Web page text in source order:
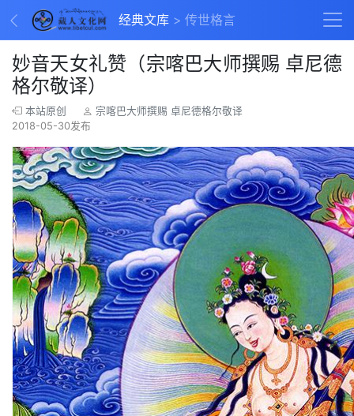
经典文库 传世格言
妙音天女礼赞（宗喀巴大师撰赐 卓尼德
格尔敬译）
本站原创
宗喀巴大师撰赐 卓尼德格尔敬译
2018-05-30发布